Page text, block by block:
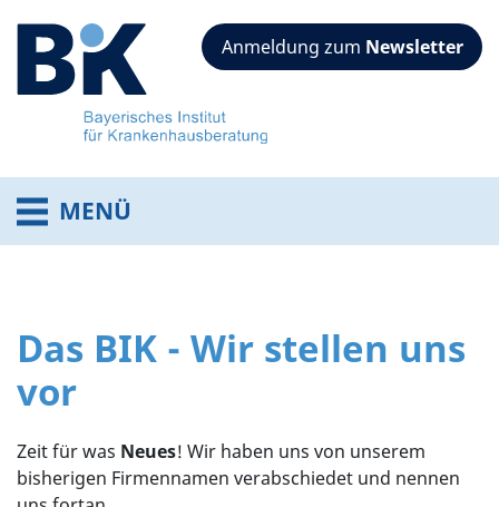
Anmeldung zum Newsletter
MENÜ
Das BIK - Wir stellen uns
vor
Zeit für was Neues! Wir haben uns von unserem
bisherigen Firmennamen verabschiedet und nennen